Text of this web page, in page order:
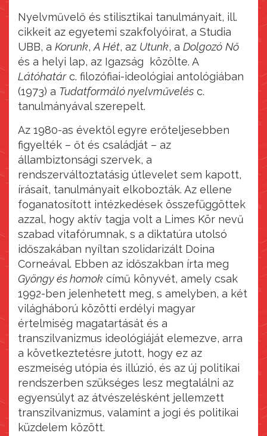
Nyelvművelő és stilisztikai tanulmányait, ill.
cikkeit az egyetemi szakfolyóirat, a Studia
UBB, a Korunk, A Hét, az Utunk, a Dolgozó Nő
és a helyi lap, az Igazság közölte. A
Látóhatárc. filozófiai-ideológiai antológiában
(1973) a Tudatformáló nyelvművelés c.
tanulmányával szerepelt.
Az 1980-as évektől egyre erőteljesebben
figyelték – őt és családját – az
állambiztonsági szervek, a
rendszerváltoztatásig útlevelet sem kapott,
írásait, tanulmányait elkobozták. Az ellene
foganatosított intézkedések összefüggöttek
azzal, hogy aktív tagja volt a Limes Kör nevű
szabad vitafórumnak, s a diktatúra utolsó
időszakában nyíltan szolidarizált Doina
Corneával. Ebben az időszakban írta meg
Gyöngy és homok című könyvét, amely csak
1992-ben jelenhetett meg, s amelyben, a két
világháború közötti erdélyi magyar
értelmiség magatartását és a
transzilvanizmus ideológiáját elemezve, arra
a következtetésre jutott, hogy ez az
eszmeiség utópia és illúzió, és az új politikai
rendszerben szükséges lesz megtalálni az
egyensúlyt az átvészelésként jellemzett
transzilvanizmus, valamint a jogi és politikai
küzdelem között.